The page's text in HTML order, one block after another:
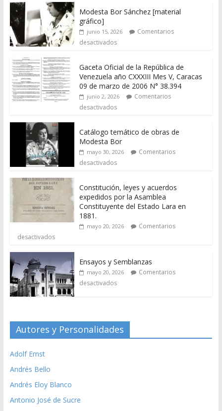
Modesta Bor Sánchez [material
gráfico]
junio 15, 2026
Comentarios
desactivados
Gaceta Oficial de la República de
Venezuela año CXXXIII Mes V, Caracas
09 de marzo de 2006 N° 38.394
junio 2, 2026
Comentarios
desactivados
Catálogo temático de obras de
Modesta Bor
mayo 30, 2026
Comentarios
desactivados
Constitución, leyes y acuerdos
expedidos por la Asamblea
Constituyente del Estado Lara en
1881.
mayo 20, 2026
Comentarios
desactivados
Ensayos y Semblanzas
mayo 20, 2026
Comentarios
desactivados
Autores y Personalidades
Adolf Ernst
Andrés Bello
Andrés Eloy Blanco
Antonio José de Sucre